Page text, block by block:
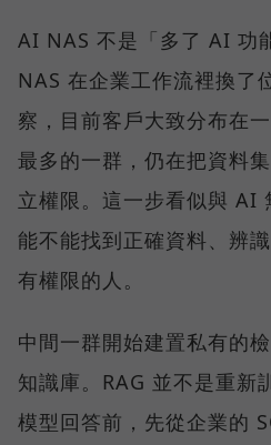
AI NAS 不是「多了 AI 功
NAS 在企業工作流裡換了
察，目前客戶大致分布在
最多的一群，仍在把資料
立權限。這一步看似與 AI
能不能找到正確資料、辨
有權限的人。
中間一群開始建置私有的
知識庫。RAG 並不是重新
模型回答前，先從企業的